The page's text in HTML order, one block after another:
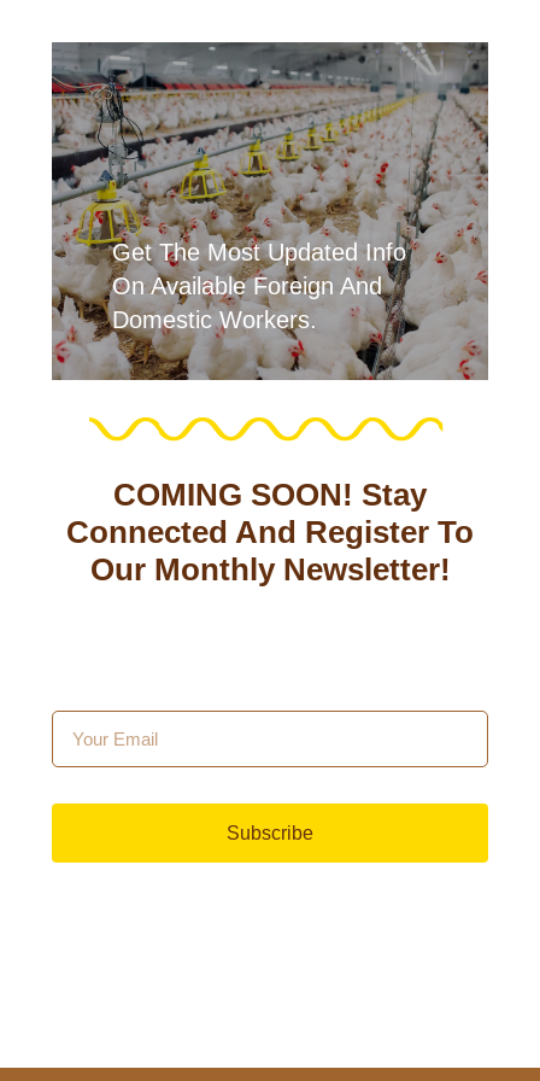
Get The Most Updated Info
On Available Foreign And
Domestic Workers.
COMING SOON! Stay
Connected And Register To
Our Monthly Newsletter!
Subscribe